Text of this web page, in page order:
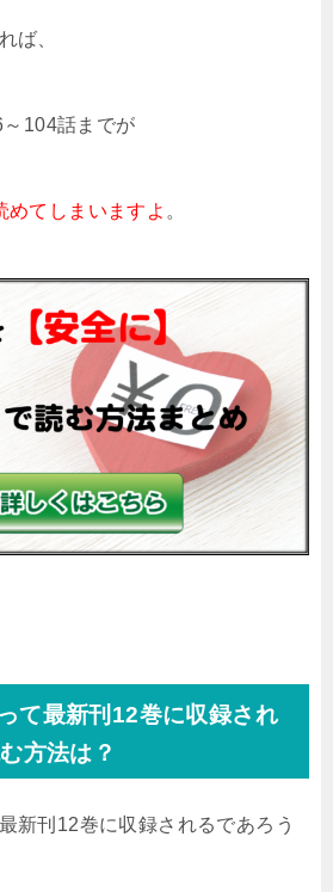
ば、
104話までが
めてしまいますよ 。
て最新刊12巻に収録され
方法は？
新刊12巻に収録されるであろう